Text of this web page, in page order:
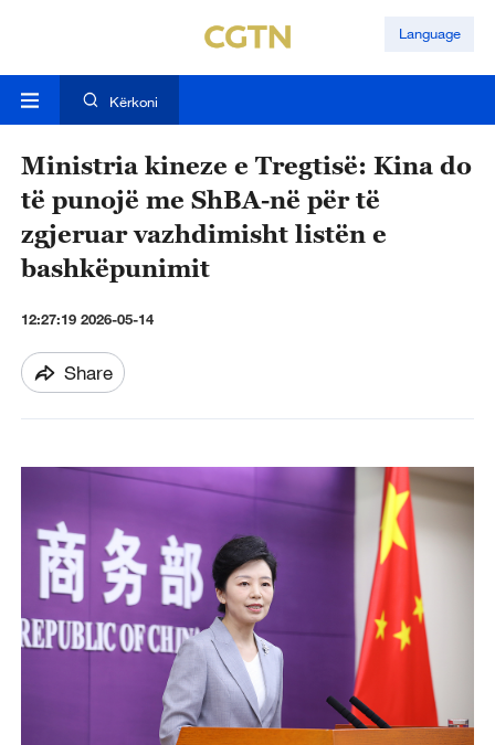
Language
Kërkoni
Ministria kineze e Tregtisë: Kina do
të punojë me ShBA-në për të
zgjeruar vazhdimisht listën e
bashkëpunimit
12:27:19 2026-05-14
Share